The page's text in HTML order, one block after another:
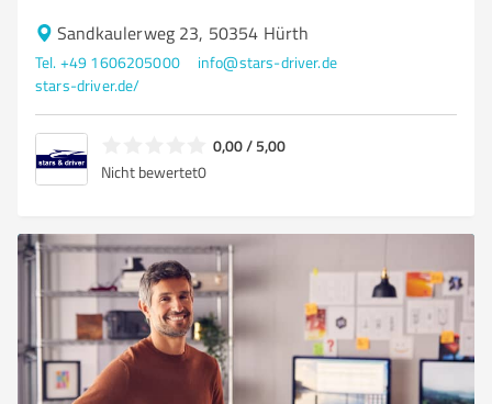
Sandkaulerweg 23, 50354 Hürth
Tel. +49 1606205000
info@stars-driver.de
stars-driver.de/
0,00 / 5,00
Nicht bewertet0